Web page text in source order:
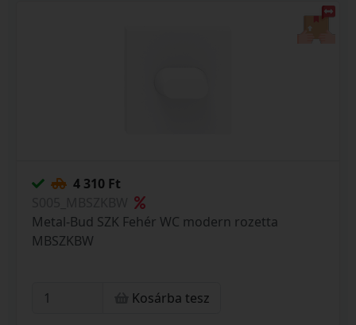
4 310 Ft
Metal-Bud SZK Fehér WC modern rozetta
MBSZKBW
Kosárba tesz